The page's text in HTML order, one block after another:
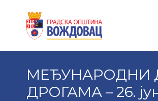
МЕЂУНАРОДНИ
ДРОГАМА – 26.